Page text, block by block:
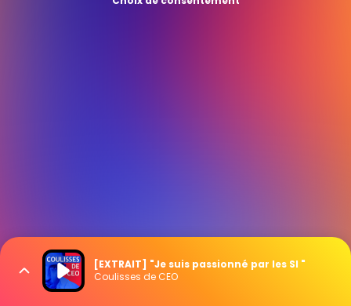
[EXTRAIT] "Je suis passionné par les SI "
Coulisses de CEO